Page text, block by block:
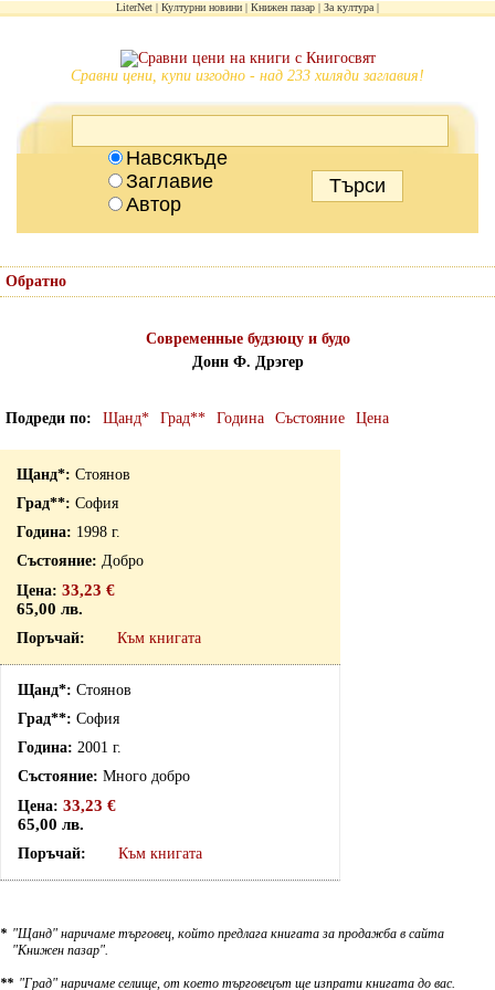
LiterNet Културни новини Книжен пазар За култура
Сравни цени, купи изгодно - над 233 хиляди заглавия!
Навсякъде
Заглавие
Автор
Обратно
Современные будзюцу и будо
Донн Ф. Дрэгер
Подреди по Щанд* Град** Година Състояние Цена
Стоянов
София
1998 г.
Добро
33,23 €
65,00 лв.
Към книгата
Стоянов
София
2001 г.
Много добро
33,23 €
65,00 лв.
Към книгата
* "Щанд" наричаме търговец, който предлага книгата за продажба в сайта
"Книжен пазар".
** "Град" наричаме селище, от което търговецът ще изпрати книгата до вас.